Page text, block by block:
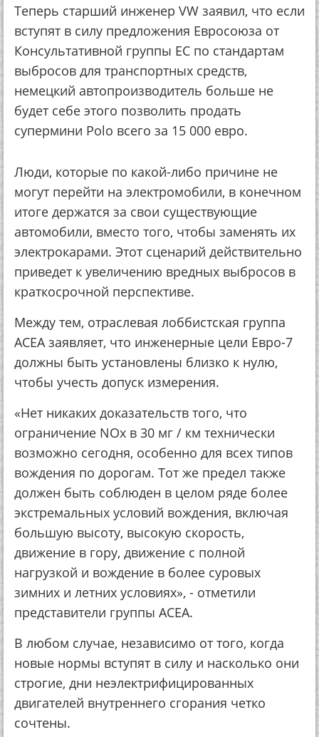
Теперь старший инженер VW заявил, что если
вступят в силу предложения Евросоюза от
Консультативной группы ЕС по стандартам
выбросов для транспортных средств,
немецкий автопроизводитель больше не
будет себе этого позволить продать
супермини Polo всего за 15 000 евро.
Люди, которые по какой-либо причине не
могут перейти на электромобили, в конечном
итоге держатся за свои существующие
автомобили, вместо того, чтобы заменять их
электрокарами. Этот сценарий действительно
приведет к увеличению вредных выбросов в
краткосрочной перспективе.
Между тем, отраслевая лоббистская группа
ACEA заявляет, что инженерные цели Евро-7
должны быть установлены близко к нулю,
чтобы учесть допуск измерения.
«Нет никаких доказательств того, что
ограничение NOx в 30 мг / км технически
возможно сегодня, особенно для всех типов
вождения по дорогам. Тот же предел также
должен быть соблюден в целом ряде более
экстремальных условий вождения, включая
большую высоту, высокую скорость,
движение в гору, движение с полной
нагрузкой и вождение в более суровых
зимних и летних условиях», - отметили
представители группы ACEA.
В любом случае, независимо от того, когда
новые нормы вступят в силу и насколько они
строгие, дни неэлектрифицированных
двигателей внутреннего сгорания четко
сочтены.